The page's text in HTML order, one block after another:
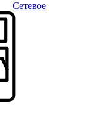
Сетевое